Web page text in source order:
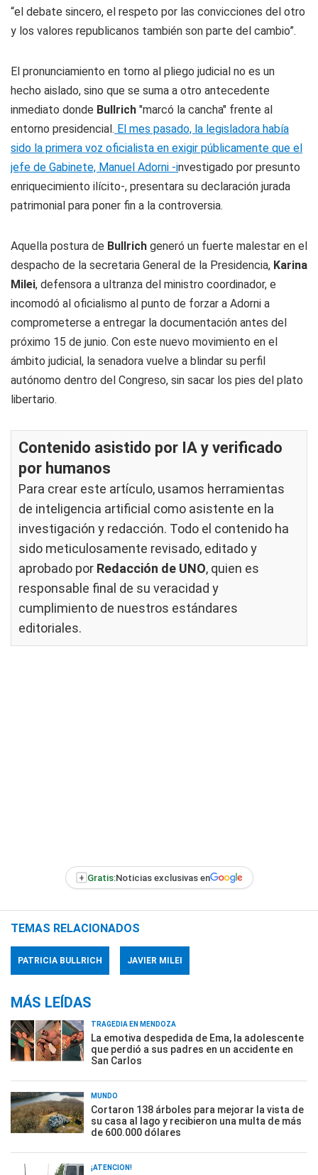
“el debate sincero, el respeto por las convicciones del otro
y los valores republicanos también son parte del cambio”.
El pronunciamiento en torno al pliego judicial no es un
hecho aislado, sino que se suma a otro antecedente
inmediato donde Bullrich "marcó la cancha" frente al
entorno presidencial. El mes pasado, la legisladora había
sido la primera voz oficialista en exigir públicamente que el
jefe de Gabinete, Manuel Adorni -investigado por presunto
enriquecimiento ilícito-, presentara su declaración jurada
patrimonial para poner fin a la controversia.
Aquella postura de Bullrich generó un fuerte malestar en el
despacho de la secretaria General de la Presidencia, Karina
Milei, defensora a ultranza del ministro coordinador, e
incomodó al oficialismo al punto de forzar a Adorni a
comprometerse a entregar la documentación antes del
próximo 15 de junio. Con este nuevo movimiento en el
ámbito judicial, la senadora vuelve a blindar su perfil
autónomo dentro del Congreso, sin sacar los pies del plato
libertario.
Contenido asistido por IA y verificado
por humanos
Para crear este artículo, usamos herramientas
de inteligencia artificial como asistente en la
investigación y redacción. Todo el contenido ha
sido meticulosamente revisado, editado y
aprobado por Redacción de UNO, quien es
responsable final de su veracidad y
cumplimiento de nuestros estándares
editoriales.
+ Gratis:Noticias exclusivas en
TEMAS RELACIONADOS
PATRICIA BULLRICH JAVIER MILEI
MÁS LEÍDAS
TRAGEDIA EN MENDOZA
La emotiva despedida de Ema, la adolescente
que perdió a sus padres en un accidente en
San Carlos
MUNDO
Cortaron 138 árboles para mejorar la vista de
su casa al lago y recibieron una multa de más
de 600.000 dólares
¡ATENCIÓN!